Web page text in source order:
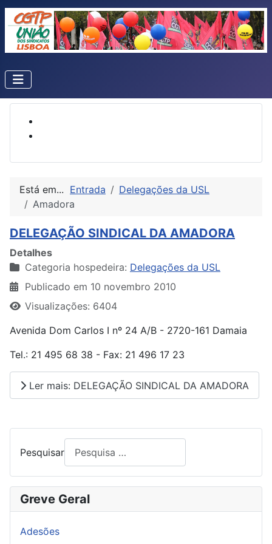
Está em... Entrada
Delegações da USL
Amadora
DELEGAÇÃO SINDICAL DA AMADORA
Detalhes
Categoria hospedeira: Delegações da USL
Publicado em 10 novembro 2010
Visualizações: 6404
Avenida Dom Carlos I nº 24 A/B - 2720-161 Damaia
Tel.: 21 495 68 38 - Fax: 21 496 17 23
Ler mais: DELEGAÇÃO SINDICAL DA AMADORA
Pesquisar
Greve Geral
Adesões